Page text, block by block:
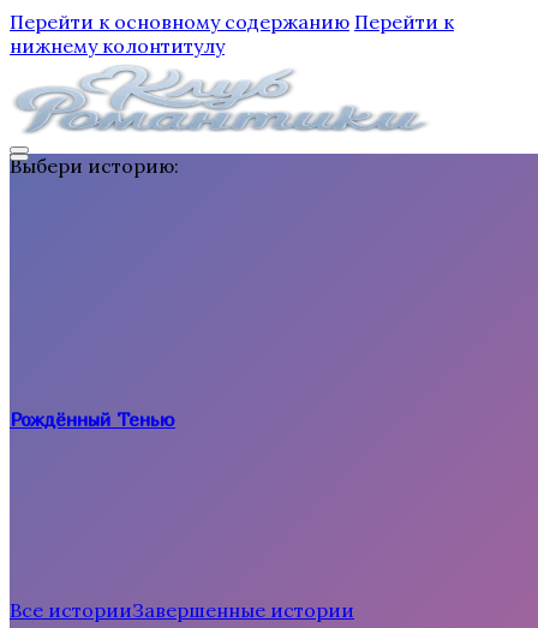
Перейти к основному содержанию Перейти к
нижнему колонтитулу
Выбери историю:
Рождённый Тенью
Все историиЗавершенные истории